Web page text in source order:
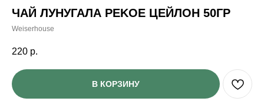
ЧАЙ ЛУНУГАЛА PEKOE ЦЕЙЛОН 50ГР
Weiserhouse
220 р.
В КОРЗИНУ